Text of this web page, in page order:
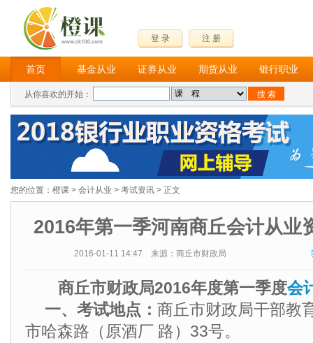
登 录 注 册
首页 基金从业 证券从业 期货从业 银行职业
从你喜欢的开始：
您的位置： 橙课 > 会计从业 > 考试资讯 > 正文
2016年第一季河南商丘会计从业
2016-01-11 14:47 来源：商丘市财政局
商丘市财政局2016年度第一季度会
一、考试地点： 商丘市财政局干部教
市哈森路（原酒厂 路）33号。